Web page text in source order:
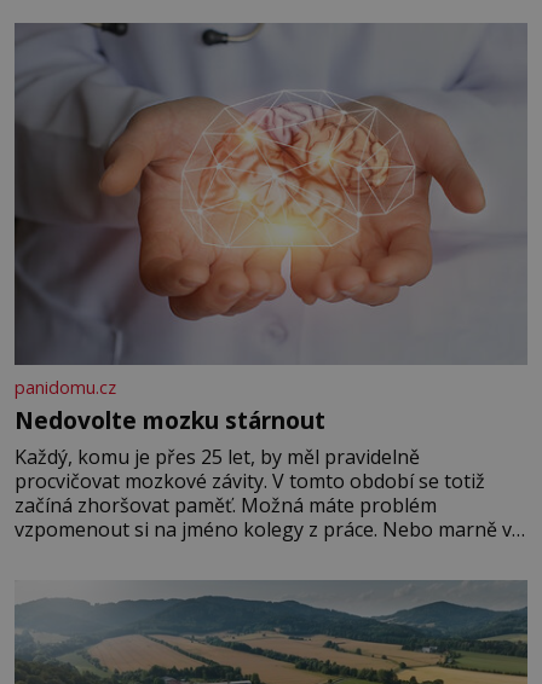
panidomu.cz
Nedovolte mozku stárnout
Každý, komu je přes 25 let, by měl pravidelně
procvičovat mozkové závity. V tomto období se totiž
začíná zhoršovat paměť. Možná máte problém
vzpomenout si na jméno kolegy z práce. Nebo marně v
Je to opravdu tak, s věkem jako kdyby se paměť
rozhodla stávkovat. Cvičte